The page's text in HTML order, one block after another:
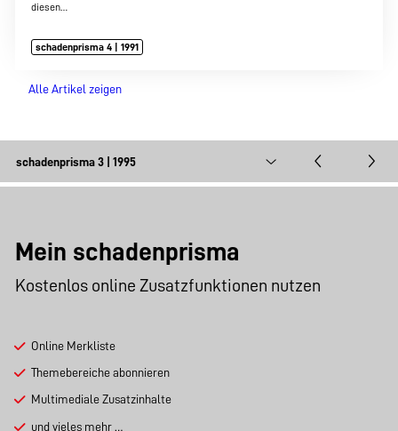
diesen…
schadenprisma 4 | 1991
Alle Artikel zeigen
Mein schadenprisma
Kostenlos online Zusatzfunktionen nutzen
Online Merkliste
Themebereiche abonnieren
Multimediale Zusatzinhalte
und vieles mehr …